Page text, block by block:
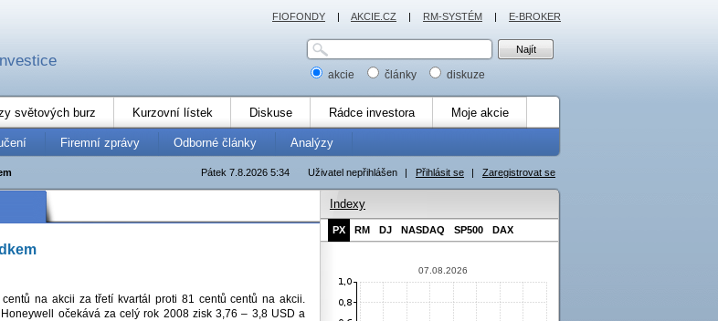
akcie články diskuze
světových burz Kurzovní lístek Diskuse Rádce investora Moje akcie
Firemní zprávy Odborné články Analýzy
Uživatel nepřihlášen | Přihlásit se | Zaregistrovat se
Pátek 7.8.2026 5:34
na akcii za třetí kvartál proti 81 centů centů na akcii.
očekává za celý rok 2008 zisk 3,76 – 3,8 USD a
Indexy
PX RM DJ NASDAQ SP500 DAX
07.08.2026
FIOFONDY | AKCIE.CZ | RM-SYSTÉM | E-BROKER